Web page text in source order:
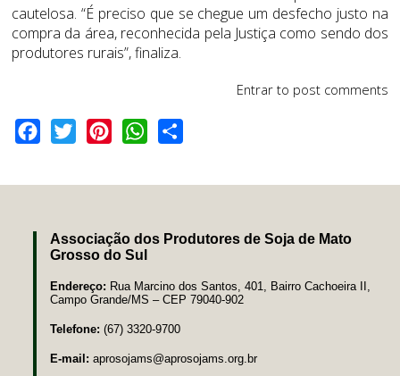
cautelosa. “É preciso que se chegue um desfecho justo na
compra da área, reconhecida pela Justiça como sendo dos
produtores rurais”, finaliza.
Entrar to post comments
Facebook
Twitter PinterestWhatsApp
Associação dos Produtores de Soja de Mato
Grosso do Sul
Endereço: Rua Marcino dos Santos, 401, Bairro Cachoeira II,
Campo Grande/MS – CEP 79040-902
Telefone: (67) 3320-9700
E-mail: aprosojams@aprosojams.org.br